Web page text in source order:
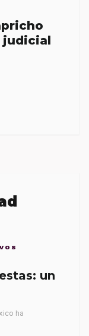
judicial
un
ha